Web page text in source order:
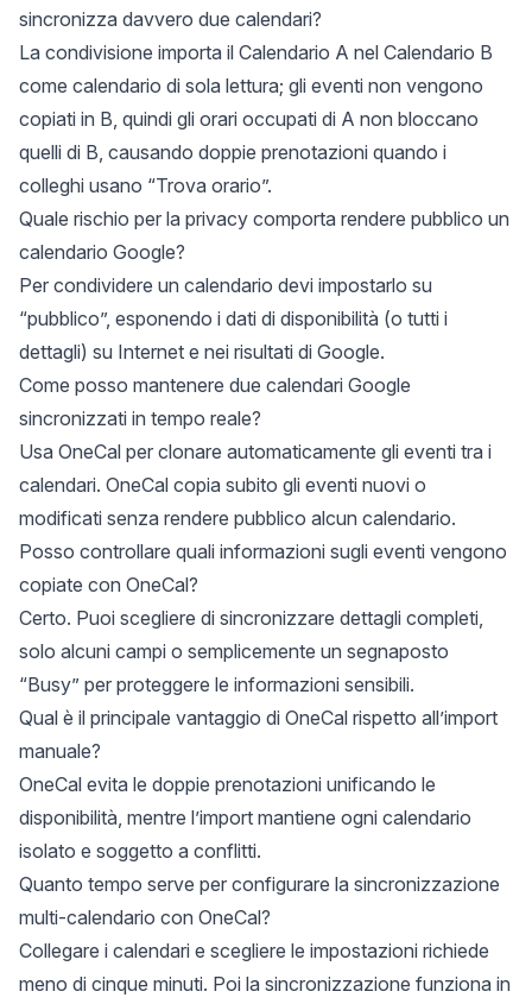
sincronizza davvero due calendari?
La condivisione importa il Calendario A nel Calendario B
come calendario di sola lettura; gli eventi non vengono
copiati in B, quindi gli orari occupati di A non bloccano
quelli di B, causando doppie prenotazioni quando i
colleghi usano “Trova orario”.
Quale rischio per la privacy comporta rendere pubblico un
calendario Google?
Per condividere un calendario devi impostarlo su
“pubblico”, esponendo i dati di disponibilità (o tutti i
dettagli) su Internet e nei risultati di Google.
Come posso mantenere due calendari Google
sincronizzati in tempo reale?
Usa OneCal per clonare automaticamente gli eventi tra i
calendari. OneCal copia subito gli eventi nuovi o
modificati senza rendere pubblico alcun calendario.
Posso controllare quali informazioni sugli eventi vengono
copiate con OneCal?
Certo. Puoi scegliere di sincronizzare dettagli completi,
solo alcuni campi o semplicemente un segnaposto
“Busy” per proteggere le informazioni sensibili.
Qual è il principale vantaggio di OneCal rispetto all’import
manuale?
OneCal evita le doppie prenotazioni unificando le
disponibilità, mentre l’import mantiene ogni calendario
isolato e soggetto a conflitti.
Quanto tempo serve per configurare la sincronizzazione
multi-calendario con OneCal?
Collegare i calendari e scegliere le impostazioni richiede
meno di cinque minuti. Poi la sincronizzazione funziona in